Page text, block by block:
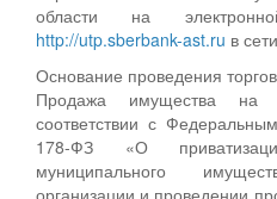
области на
http://utp.sberbank-ast.ru в
Основание проведения
Продажа имущества на
соответствии с
178-ФЗ «О
муниципального
организации и проведении